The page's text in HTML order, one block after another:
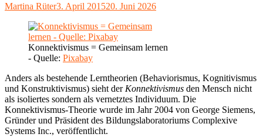
Autor
Martina RüterVeröffentlicht
3. April 201520. Juni 2026
Konnektivismus = Gemeinsam lernen
- Quelle: Pixabay
Anders als bestehende Lerntheorien (Behaviorismus, Kognitivismus
und Konstruktivismus) sieht der Konnektivismus den Mensch nicht
als isoliertes sondern als vernetztes Individuum. Die
Konnektivismus-Theorie wurde im Jahr 2004 von George Siemens,
Gründer und Präsident des Bildungslaboratoriums Complexive
Systems Inc., veröffentlicht.